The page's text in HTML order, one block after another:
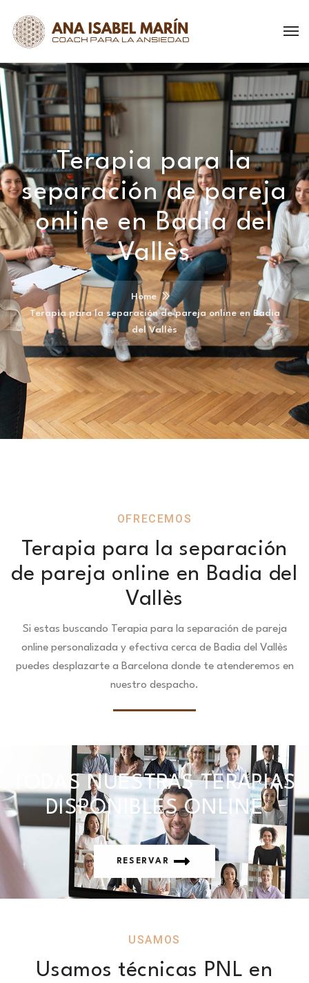
Terapia para la
separación de pareja
online en Badia del
Vallès
Home
Terapia para la separación de pareja online en Badia
del Vallès
OFRECEMOS
Terapia para la separación
de pareja online en Badia del
Vallès
Si estas buscando Terapia para la separación de pareja
online personalizada y efectiva cerca de Badia del Vallès
puedes desplazarte a Barcelona donde te atenderemos en
nuestro despacho.
TODAS NUESTRAS TERAPIAS
DISPONIBLES ONLINE
RESERVAR
USAMOS
Usamos técnicas PNL en